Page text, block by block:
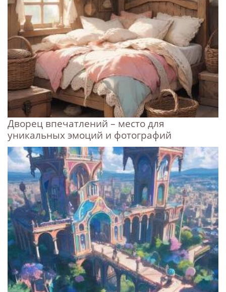
Дворец впечатлений – место для
уникальных эмоций и фотографий